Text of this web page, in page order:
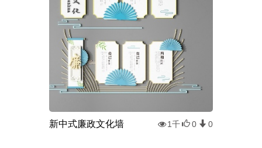
新中式廉政文化墙 1千 0 0